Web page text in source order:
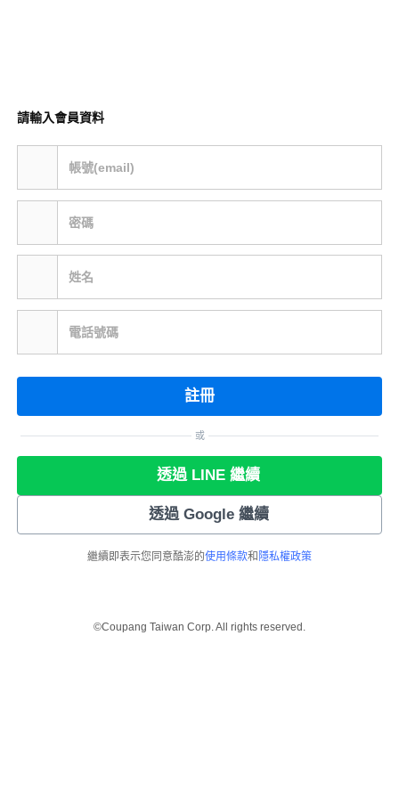
請輸入會員資料
帳號(email)
密碼
姓名
電話號碼
註冊
或
透過 LINE 繼續
透過 Google 繼續
繼續即表示您同意酷澎的使用條款和 隱私權政策
©Coupang Taiwan Corp. All rights reserved.